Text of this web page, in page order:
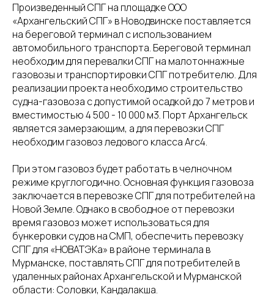
Произведенный СПГ на площадке ООО
«Архангельский СПГ» в Новодвинске поставляется
на береговой терминал с использованием
автомобильного транспорта. Береговой терминал
необходим для перевалки СПГ на малотоннажные
газовозы и транспортировки СПГ потребителю. Для
реализации проекта необходимо строительство
судна-газовоза с допустимой осадкой до 7 метров и
вместимостью 4 500 - 10 000 м3. Порт Архангельск
является замерзающим, а для перевозки СПГ
необходим газовоз ледового класса Arc4.
При этом газовоз будет работать в челночном
режиме круглогодично. Основная функция газовоза
заключается в перевозке СПГ для потребителей на
Новой Земле. Однако в свободное от перевозки
время газовоз может использоваться для
бункеровки судов на СМП, обеспечить перевозку
СПГ для «НОВАТЭКа» в районе терминала в
Мурманске, поставлять СПГ для потребителей в
удаленных районах Архангельской и Мурманской
области: Соловки, Кандалакша.